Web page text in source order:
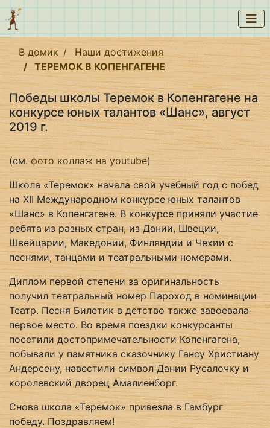
В домик
Наши достижения
ТЕРЕМОК В КОПЕНГАГЕНЕ
Победы школы Теремок в Копенгагене на
конкурсе юных талантов «Шанс», август
2019 г.
(см. фото коллаж на youtube)
Школа «Теремок» начала свой учебный год с побед
на XII Международном конкурсе юных талантов
«Шанс» в Копенгагене. В конкурсе приняли участие
ребята из разных стран, из Дании, Швеции,
Швейцарии, Македонии, Финляндии и Чехии с
песнями, танцами и театральными номерами.
Диплом первой степени за оригинальность
получил театральный номер Пароход в номинации
Театр. Песня Билетик в детство также завоевала
первое место. Во время поездки конкурсанты
посетили достопримечательности Копенгагена,
побывали у памятника сказочнику Гансу Христиану
Андерсену, навестили символ Дании Русалочку и
королевский дворец Амалиенборг.
Снова школа «Теремок» привезла в Гамбург
победу. Поздравляем!